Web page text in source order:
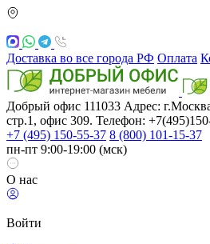
Доставка во все города РФ Оплата
Добрый офис 111033 Адрес:
стр.1, офис 309. Телефон:
+7 (495) 150-55-37 8 (800) 101-15-37
пн-пт 9:00-19:00 (мск)
О нас
Войти